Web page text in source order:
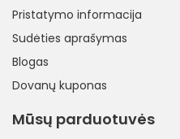
Pristatymo informacija
Sudėties aprašymas
Blogas
Dovanų kuponas
Mūsų parduotuvės